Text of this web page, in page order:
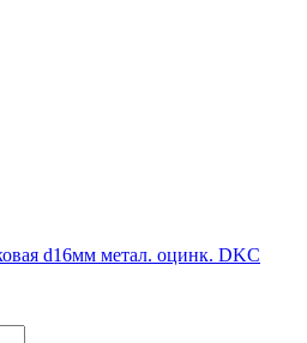
d16мм метал. оцинк. DKC